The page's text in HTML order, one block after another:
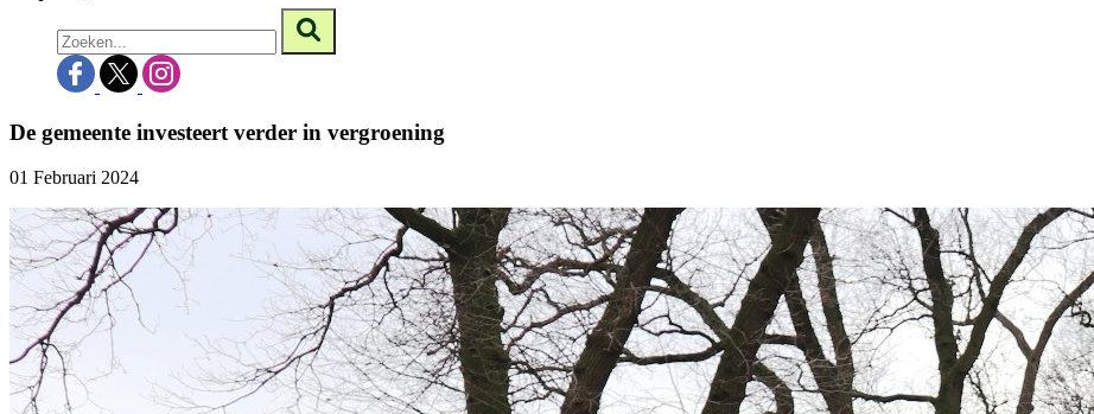
De gemeente investeert verder in vergroening
01 Februari 2024